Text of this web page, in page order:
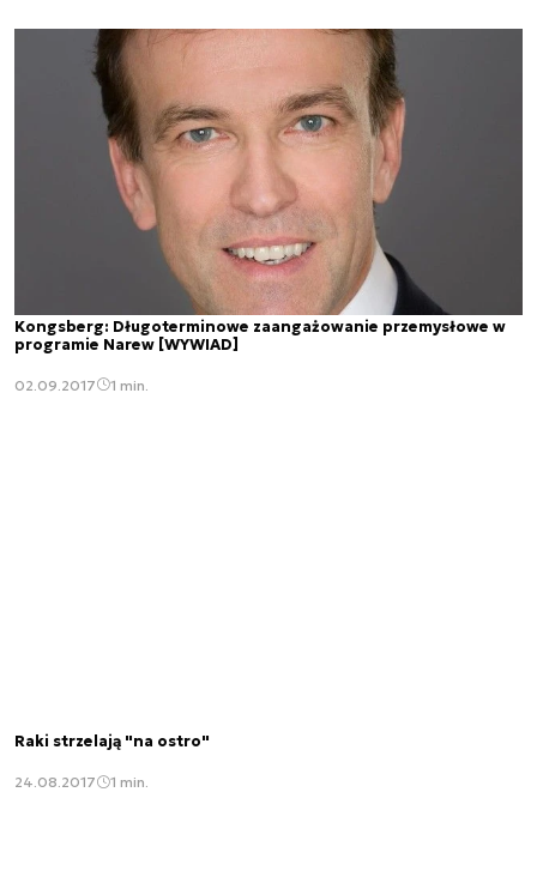
Kongsberg: Długoterminowe zaangażowanie przemysłowe w
programie Narew [WYWIAD]
02.09.2017 1 min.
Raki strzelają "na ostro"
24.08.2017 1 min.